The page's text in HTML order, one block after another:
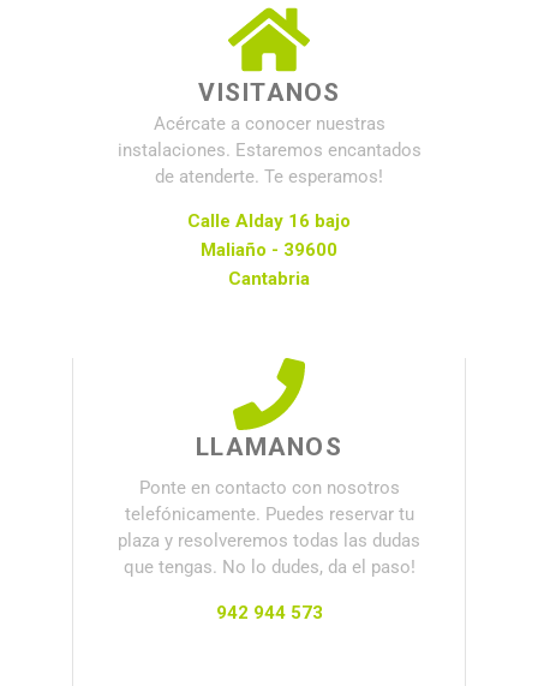
VISITANOS
Acércate a conocer nuestras
instalaciones. Estaremos encantados
de atenderte. Te esperamos!
Calle Alday 16 bajo
Maliaño - 39600
Cantabria
LLAMANOS
Ponte en contacto con nosotros
telefónicamente. Puedes reservar tu
plaza y resolveremos todas las dudas
que tengas. No lo dudes, da el paso!
942 944 573